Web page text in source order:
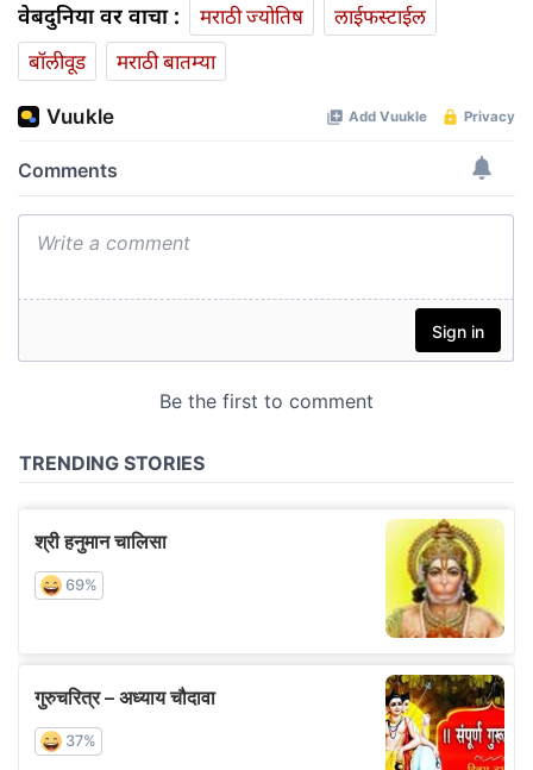
वेबदुनिया वर वाचा : मराठी ज्योतिष
लाईफस्टाईल
बॉलीवूड
मराठी बातम्या